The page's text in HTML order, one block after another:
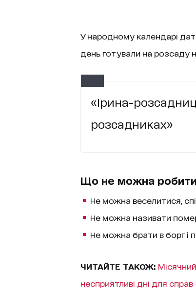
У народному календарі
день готували на розсаду
«Ірина-
розсадниках»
Що не можна робити
Не можна веселитися,
Не можна називати
Не можна брати в борг і
ЧИТАЙТЕ ТАКОЖ:
несприятливі дні для справ